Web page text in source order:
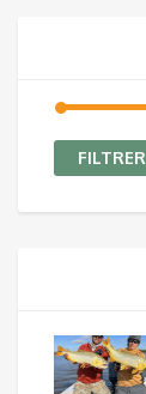
Prix
PrixFILTRER